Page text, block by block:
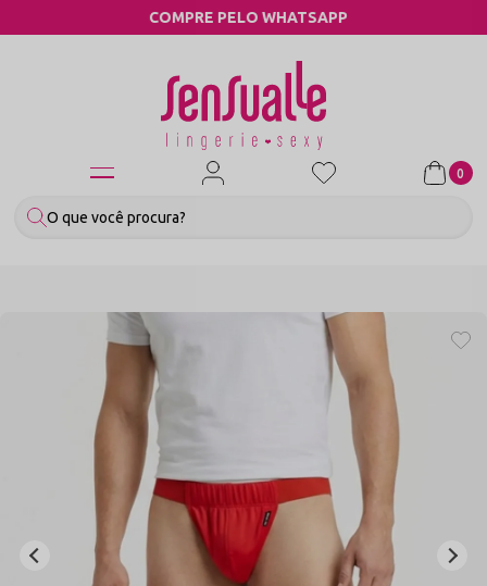
COMPRE PELO WHATSAPP
0